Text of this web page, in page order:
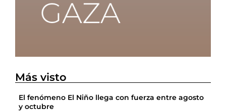
Más visto
El fenómeno El Niño llega con fuerza entre agosto
y octubre